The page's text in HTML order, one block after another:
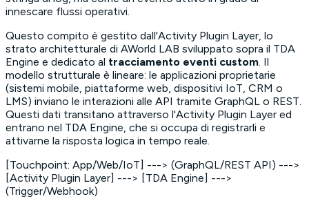
innescare flussi operativi.
Questo compito è gestito dall'Activity Plugin Layer, lo
strato architetturale di AWorld LAB sviluppato sopra il TDA
Engine e dedicato al tracciamento eventi custom. Il
modello strutturale è lineare: le applicazioni proprietarie
(sistemi mobile, piattaforme web, dispositivi IoT, CRM o
LMS) inviano le interazioni alle API tramite GraphQL o REST.
Questi dati transitano attraverso l'Activity Plugin Layer ed
entrano nel TDA Engine, che si occupa di registrarli e
attivarne la risposta logica in tempo reale.
[Touchpoint: App/Web/IoT] ---> (GraphQL/REST API) --->
[Activity Plugin Layer] ---> [TDA Engine] --->
(Trigger/Webhook)